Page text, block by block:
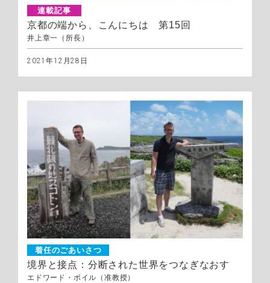
連載記事
京都の端から、こんにちは 第15回
井上章一（所長）
2021年12月28日
着任のごあいさつ
境界と接点：分断された世界をつなぎなおす
エドワード・ボイル（准教授）